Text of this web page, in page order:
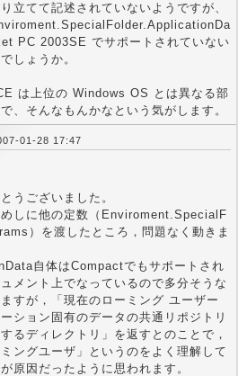
立てて記述されていないようですが、
PC 2003SE でサポートされていない
しょうか。
は上位の Windows OS とは異なる部
、そんなもんかなという気がします。
01-28 17:47
うございました。
めしに他の定数（Enviroment.SpecialF
）を渡したところ，問題なく動きま
自体はCompactでもサポートされ
メント上でなっているので多分そうな
すが，「現在のローミング ユーザー
ション固有のデータの共通リポジトリ
るディレクトリ」を返すとのことで，
ングユーザ」というのをよく理解して
原因だったように思われます。